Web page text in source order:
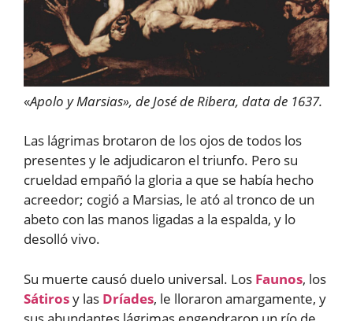
«Apolo y Marsias», de José de Ribera, data de 1637.
Las lágrimas brotaron de los ojos de todos los
presentes y le adjudicaron el triunfo. Pero su
crueldad empañó la gloria a que se había hecho
acreedor; cogió a Marsias, le ató al tronco de un
abeto con las manos ligadas a la espalda, y lo
desolló vivo.
Su muerte causó duelo universal. Los Faunos, los
Sátirosy las Dríades, le lloraron amargamente, y